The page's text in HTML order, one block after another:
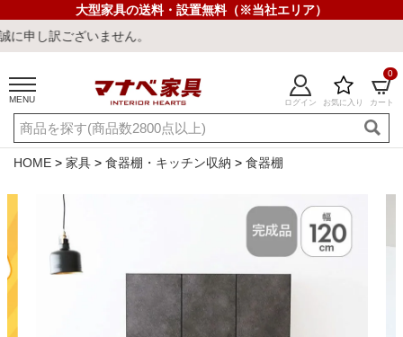
大型家具の送料・設置無料（※当社エリア）
ん。
MENU ログイン お気に入り カート
0
ご利用ガイド 新規会員登録
店舗一覧 閲覧履歴
キーワード・商品番号で探す
HOME 家具 食器棚・キッチン収納 食器棚